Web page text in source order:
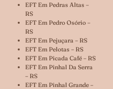
EFT Em Pedras Altas –
RS
EFT Em Pedro Osório –
RS
EFT Em Pejuçara – RS
EFT Em Pelotas – RS
EFT Em Picada Café – RS
EFT Em Pinhal Da Serra
– RS
EFT Em Pinhal Grande –